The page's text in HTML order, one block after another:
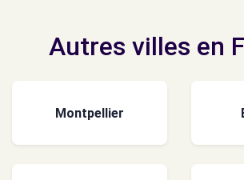
Autres villes en
Montpellier